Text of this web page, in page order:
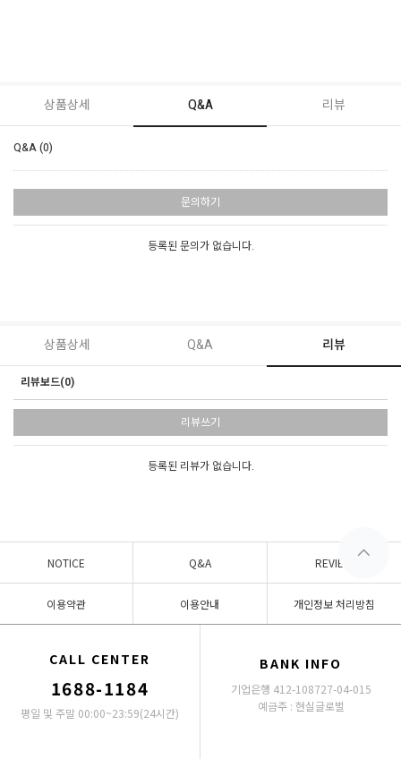
상품상세 Q&A 리뷰
Q&A (0)
문의하기
등록된 문의가 없습니다.
상품상세 Q&A 리뷰
리뷰보드(0)
리뷰쓰기
등록된 리뷰가 없습니다.
NOTICE Q&A REVIEW
이용약관 이용안내 개인정보 처리방침
CALL CENTER
1688-1184
평일 및 주말 00:00~23:59(24시간)
BANK INFO
기업은행 412-108727-04-015
예금주 : 현실글로벌